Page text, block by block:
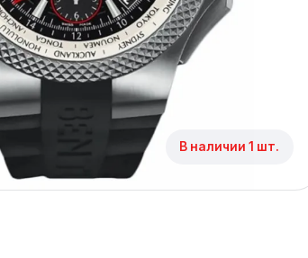
Воронеж
Краснодар
Красноярск
1 Мая
1 Поселок
2717 км
В наличии 1 шт.